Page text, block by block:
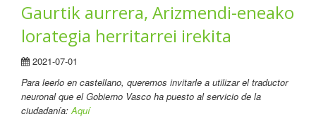
Gaurtik aurrera, Arizmendi-eneako
lorategia herritarrei irekita
2021-07-01
Para leerlo en castellano, queremos invitarle a utilizar el traductor
neuronal que el Gobierno Vasco ha puesto al servicio de la
ciudadanía:Aquí